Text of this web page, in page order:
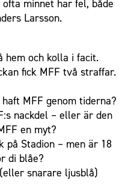
minnet har fel, både
Larsson.
hem och kolla i facit.
fick MFF två straffar.
MFF genom tiderna?
nackdel – eller är den
en myt?
på Stadion – men är 18
di blåe?
snarare ljusblå)